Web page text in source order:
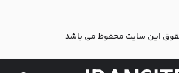
این سایت محفوظ می باشد